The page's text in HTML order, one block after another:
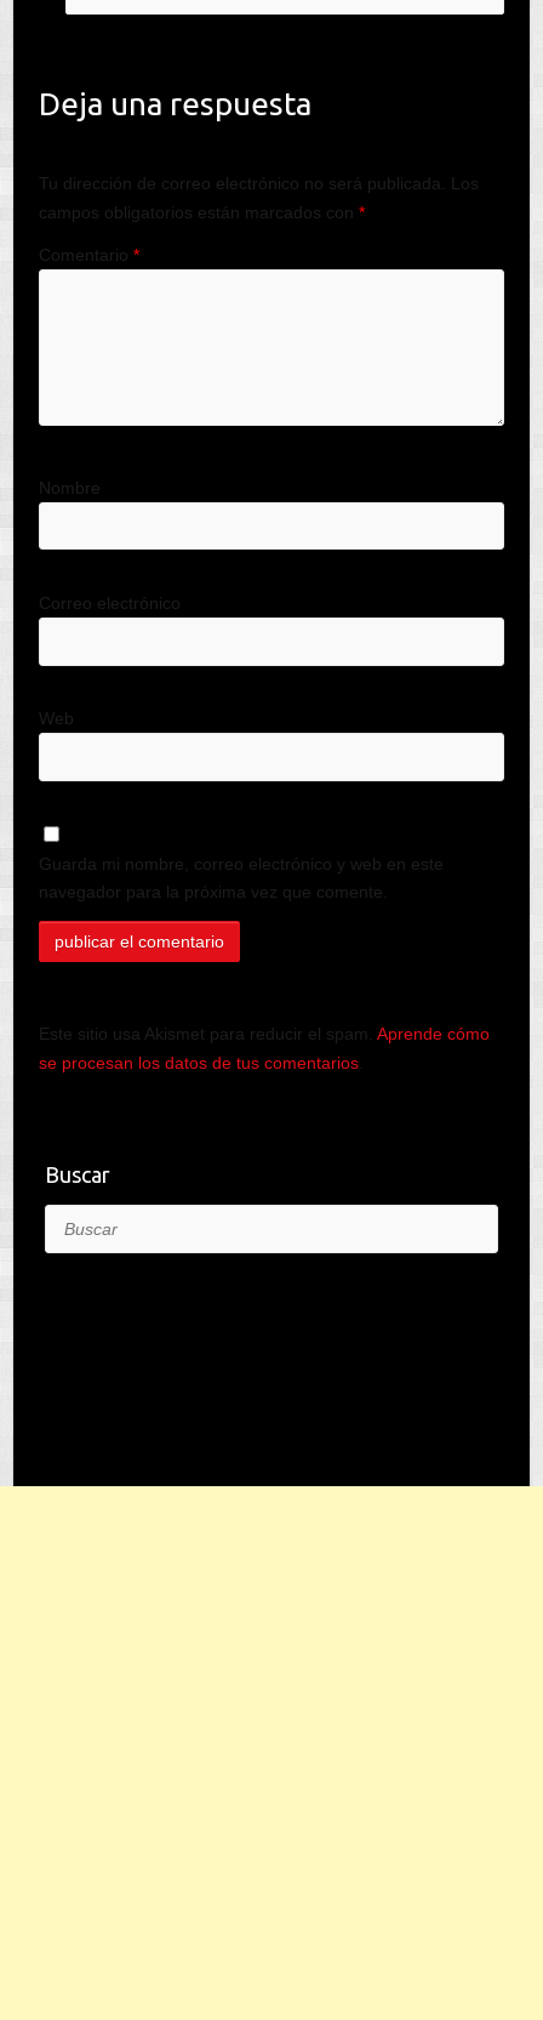
Deja una respuesta
Tu dirección de correo electrónico no será publicada.
Los
campos obligatorios están marcados con *
Comentario *
Nombre
Correo electrónico
Web
Guarda mi nombre, correo electrónico y web en este
navegador para la próxima vez que comente.
Este sitio usa Akismet para reducir el spam. Aprende cómo
se procesan los datos de tus comentarios.
Buscar
Buscar